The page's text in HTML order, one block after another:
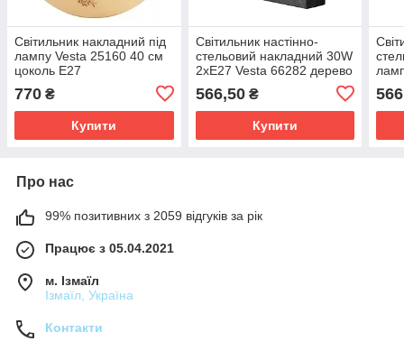
Світильник накладний під
лампу Vesta 25160 40 см
цоколь Е27
770 ₴
Купити
Світильник настінно-
стельовий накладний 30W
2хЕ27 Vesta 66282 дерево
566,50₴
Купити
Про нас
99% позитивних з 2059 відгуків за рік
Працює з 05.04.2021
м. Ізмаїл
Ізмаїл, Україна
Контакти